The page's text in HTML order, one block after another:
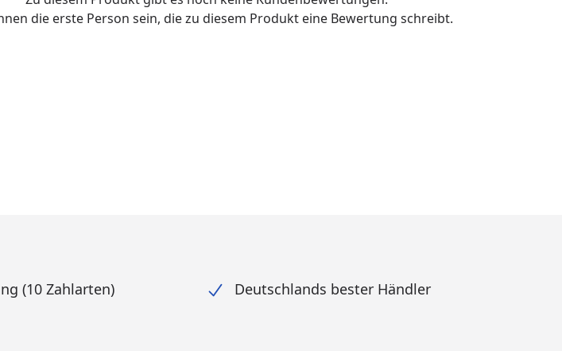
die erste Person sein, die zu diesem Produkt eine Bewertung schreibt.
(10 Zahlarten) Deutschlands bester Händler